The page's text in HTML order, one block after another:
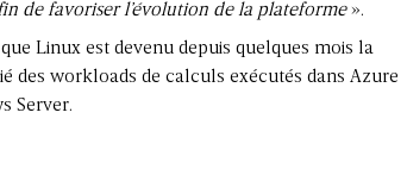
de favoriser l’évolution de la plateforme».
Linux est devenu depuis quelques mois la
des workloads de calculs exécutés dans Azure
Server.